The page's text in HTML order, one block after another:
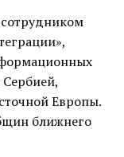
Европы.
ближнего